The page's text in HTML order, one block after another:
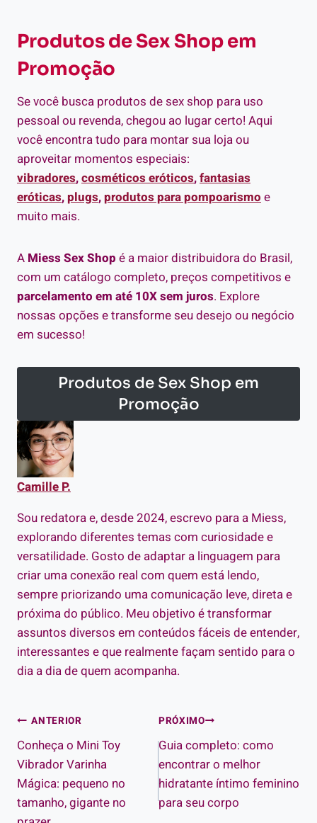
Produtos de Sex Shop em
Promoção
Se você busca produtos de sex shop para uso
pessoal ou revenda, chegou ao lugar certo! Aqui
você encontra tudo para montar sua loja ou
aproveitar momentos especiais:
vibradores,cosméticos eróticos,fantasias
eróticas,plugs,produtos para pompoarismo e
muito mais.
A Miess Sex Shop é a maior distribuidora do Brasil,
com um catálogo completo, preços competitivos e
parcelamento em até 10X sem juros. Explore
nossas opções e transforme seu desejo ou negócio
em sucesso!
Produtos de Sex Shop em
Promoção
Camille P.
Sou redatora e, desde 2024, escrevo para a Miess,
explorando diferentes temas com curiosidade e
versatilidade. Gosto de adaptar a linguagem para
criar uma conexão real com quem está lendo,
sempre priorizando uma comunicação leve, direta e
próxima do público. Meu objetivo é transformar
assuntos diversos em conteúdos fáceis de entender,
interessantes e que realmente façam sentido para o
dia a dia de quem acompanha.
Navegação
de
Post
ANTERIOR
Conheça o Mini Toy
Vibrador Varinha
Mágica: pequeno no
tamanho, gigante no
PRÓXIMO
Guia completo: como
encontrar o melhor
hidratante íntimo feminino​
para seu corpo